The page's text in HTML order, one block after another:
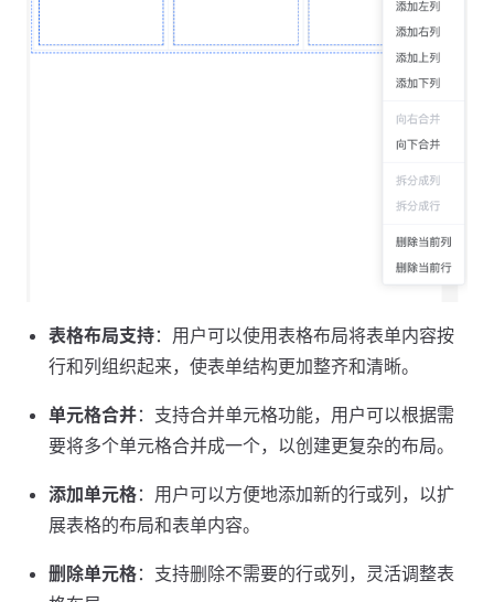
表格布局支持：用户可以使用表格布局将表单内容按
行和列组织起来，使表单结构更加整齐和清晰。
单元格合并：支持合并单元格功能，用户可以根据需
要将多个单元格合并成一个，以创建更复杂的布局。
添加单元格：用户可以方便地添加新的行或列，以扩
展表格的布局和表单内容。
删除单元格：支持删除不需要的行或列，灵活调整表